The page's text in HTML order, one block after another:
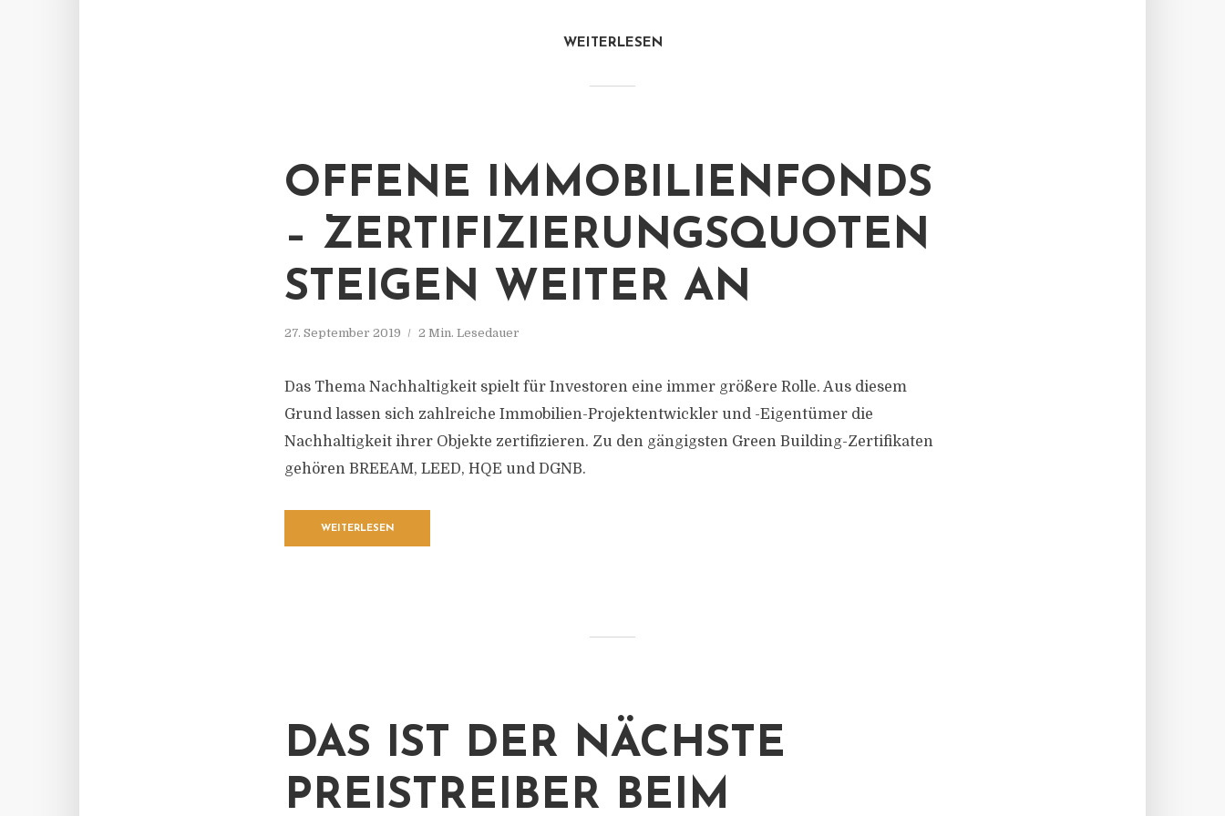
WEITERLESEN
OFFENE IMMOBILIENFONDS
– ZERTIFIZIERUNGSQUOTEN
STEIGEN WEITER AN
27. September 2019 2 Min. Lesedauer
Das Thema Nachhaltigkeit spielt für Investoren eine immer größere Rolle. Aus diesem
Grund lassen sich zahlreiche Immobilien-Projektentwickler und -Eigentümer die
Nachhaltigkeit ihrer Objekte zertifizieren. Zu den gängigsten Green Building-Zertifikaten
gehören BREEAM, LEED, HQE und DGNB.
WEITERLESEN
DAS IST DER NÄCHSTE
PREISTREIBER BEIM